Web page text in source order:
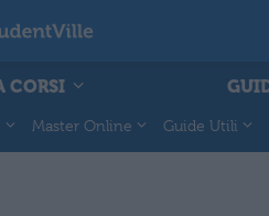
CORSI
Master Online Guide Utili